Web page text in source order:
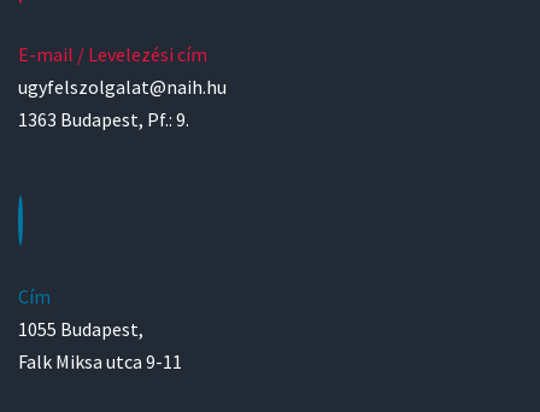
E-mail / Levelezési cím
ugyfelszolgalat@naih.hu
1363 Budapest, Pf.: 9.
Cím
1055 Budapest,
Falk Miksa utca 9-11